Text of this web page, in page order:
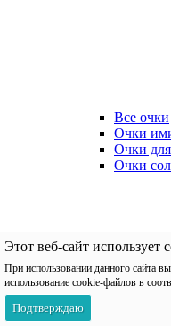
Все очки
Очки
Очки
Очки
Этот веб-сайт использует
При использовании данного сайта
использование cookie-файлов в
Подтверждаю